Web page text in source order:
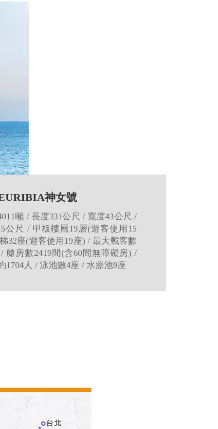
神女號
噸 / 長度331公尺 / 寬度43公尺 /
公尺 / 甲板樓層19層(遊客使用15
32座(遊客使用19座) / 最大載客數
/ 艙房數2419間(含60間無障礙房) /
1704人 / 泳池數4座 / 水療池9座